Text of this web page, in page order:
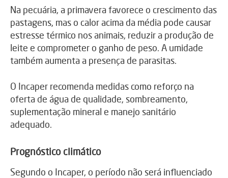
Na pecuária, a primavera favorece o crescimento das
pastagens, mas o calor acima da média pode causar
estresse térmico nos animais, reduzir a produção de
leite e comprometer o ganho de peso. A umidade
também aumenta a presença de parasitas.
O Incaper recomenda medidas como reforço na
oferta de água de qualidade, sombreamento,
suplementação mineral e manejo sanitário
adequado.
Prognóstico climático
Segundo o Incaper, o período não será influenciado